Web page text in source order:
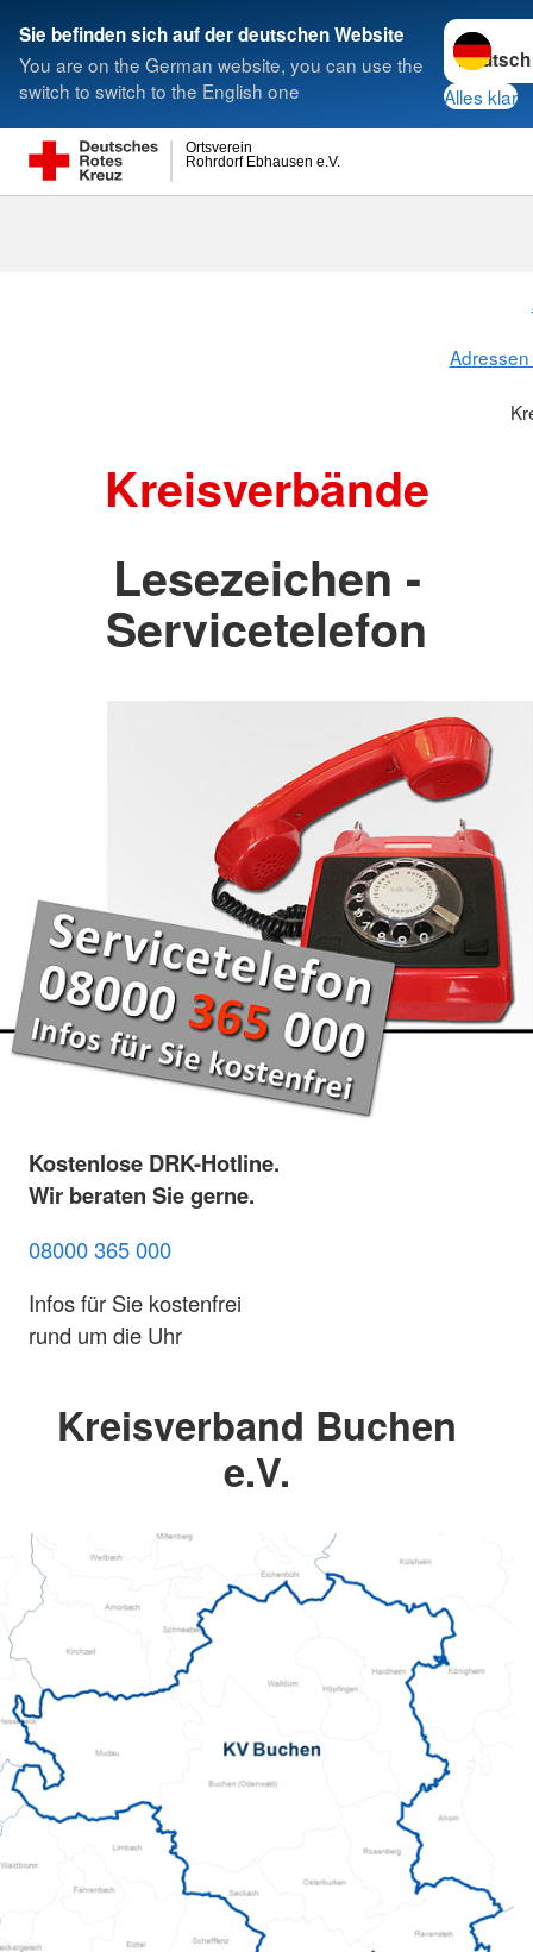
Sie befinden sich auf der deutschen Website
You are on the German website, you can use the
switch to switch to the English one
Sprache
Alles klar
Rohrdorf Ebhausen e.V.
Ortsverein
Suche
Kreisverbände
Lesezeichen -
Servicetelefon
Kostenlose DRK-Hotline.
Wir beraten Sie gerne.
08000 365 000
Infos für Sie kostenfrei
rund um die Uhr
Kreisverband Buchen
e.V.